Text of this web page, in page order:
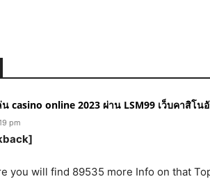
น casino online 2023 ผ่าน LSM99 เว็บคาสิโน
pm
you will find 89535 more Info on that